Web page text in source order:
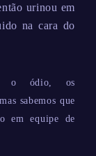
urinou em
na cara do
o ódio, os
sabemos que
em equipe de